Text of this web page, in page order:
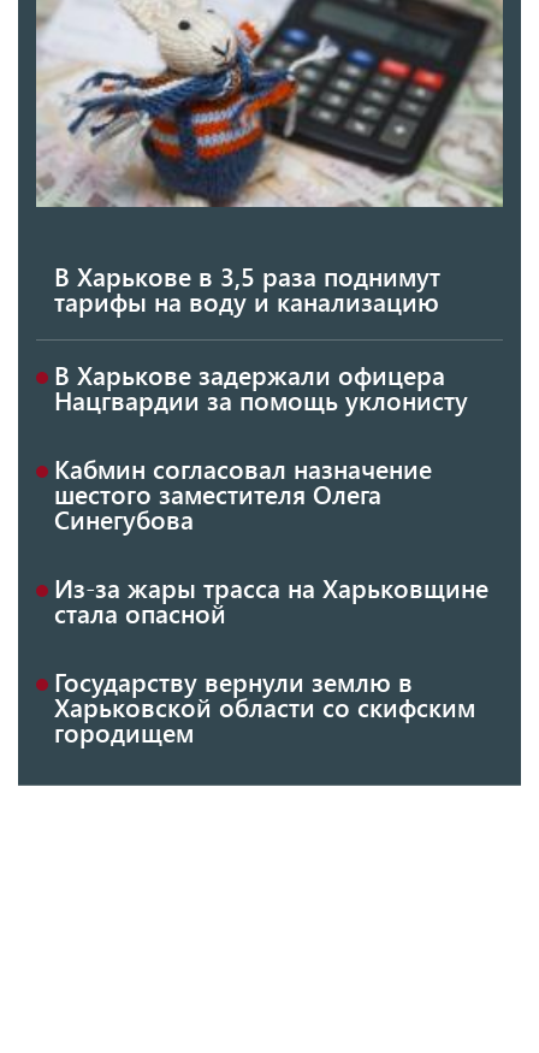
В Харькове в 3,5 раза поднимут
тарифы на воду и канализацию
В Харькове задержали офицера
Нацгвардии за помощь уклонисту
Кабмин согласовал назначение
шестого заместителя Олега
Синегубова
Из-за жары трасса на Харьковщине
стала опасной
Государству вернули землю в
Харьковской области со скифским
городищем